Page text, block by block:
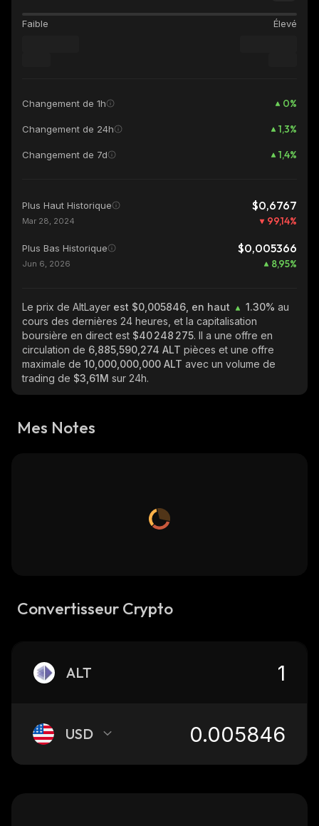
Faible Élevé
Changement de 1h 0%
Changement de 24h 1,3%
Changement de 7d 1,4%
Plus Haut Historique $0,6767
Mar 28, 2024 99,14%
Plus Bas Historique $0,005366
Jun 6, 2026 8,95%
Le prix de AltLayer est $0,005846, en haut 1.30% au
cours des dernières 24 heures, et la capitalisation
boursière en direct est $40 248 275. Il a une offre en
circulation de 6,885,590,274 ALT pièces et une offre
maximale de 10,000,000,000 ALT avec un volume de
trading de $3,61M sur 24h.
Mes Notes
Convertisseur Crypto
ALT
USD